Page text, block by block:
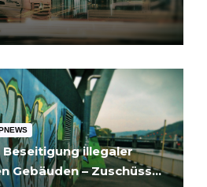
bedeutet
illegaler
Gebäuden – Zuschüsse